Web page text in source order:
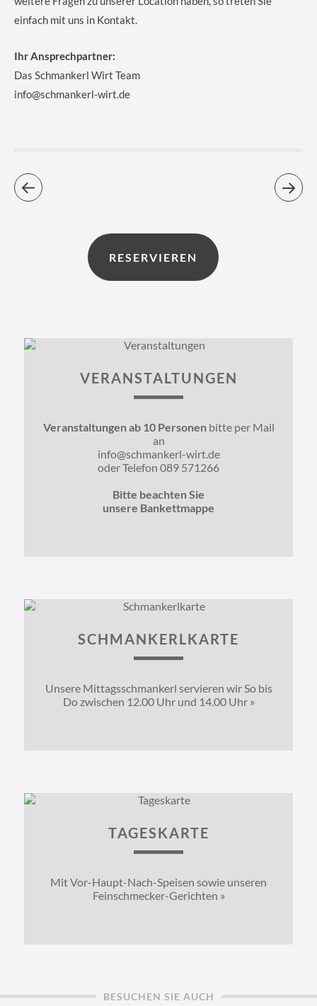
einfach mit uns in Kontakt.
Ihr Ansprechpartner:
Das Schmankerl Wirt Team
info@schmankerl-wirt.de
RESERVIEREN
VERANSTALTUNGEN
Veranstaltungen ab 10 Personenbitte per Mail
an
info@schmankerl-wirt.de
oder Telefon 089 571266
Bitte beachten Sie
unsere Bankettmappe
SCHMANKERLKARTE
Unsere Mittagsschmankerl servieren wir So bis
Do zwischen 12.00 Uhr und 14.00 Uhr »
TAGESKARTE
Mit Vor-Haupt-Nach-Speisen sowie unseren
Feinschmecker-Gerichten »
BESUCHEN SIE AUCH